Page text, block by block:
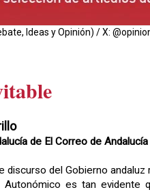
Ideas y Opinión) / X:
de El Correo de Andalucía
discurso del Gobierno
Autonómico es tan evidente